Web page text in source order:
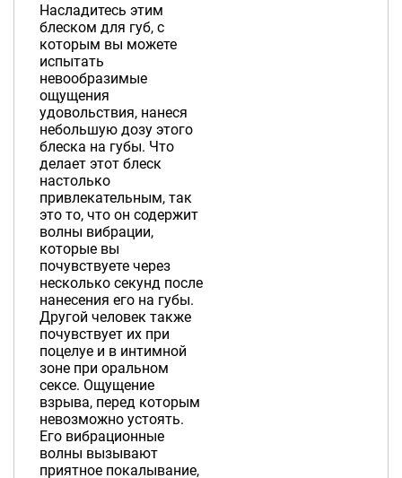
Насладитесь этим
блеском для губ, с
которым вы можете
испытать
невообразимые
ощущения
удовольствия, нанеся
небольшую дозу этого
блеска на губы. Что
делает этот блеск
настолько
привлекательным, так
это то, что он содержит
волны вибрации,
которые вы
почувствуете через
несколько секунд после
нанесения его на губы.
Другой человек также
почувствует их при
поцелуе и в интимной
зоне при оральном
сексе. Ощущение
взрыва, перед которым
невозможно устоять.
Его вибрационные
волны вызывают
приятное покалывание,